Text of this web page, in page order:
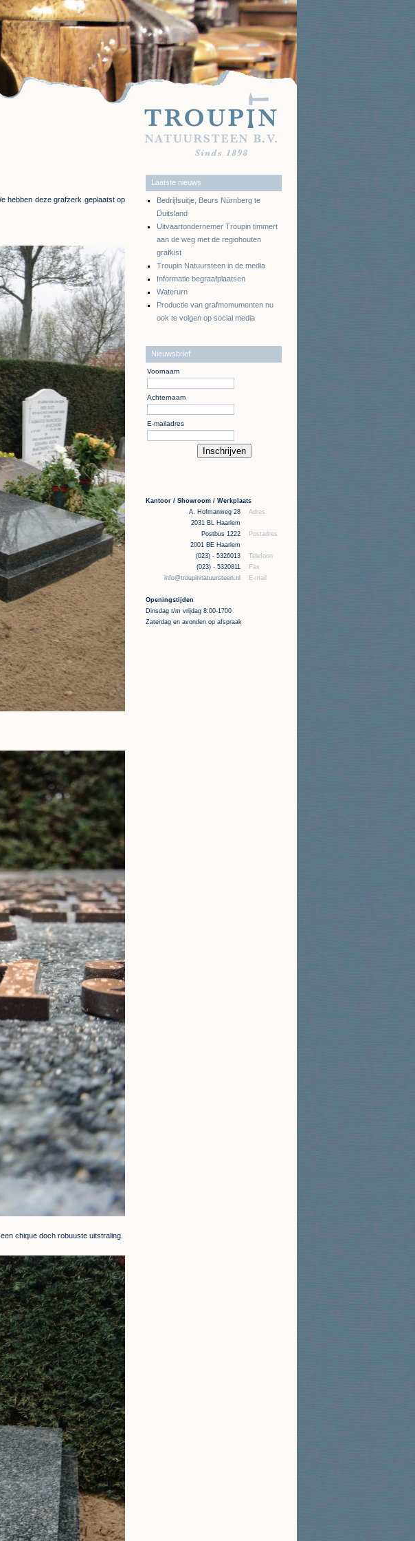
hebben deze grafzerk geplaatst op
chique doch robuuste uitstraling.
Laatste nieuws
Bedrijfsuitje, Beurs Nürnberg te
Duitsland
Uitvaartondernemer Troupin timmert
aan de weg met de regiohouten
grafkist
Troupin Natuursteen in de media
Informatie begraafplaatsen
Waterurn
Productie van grafmomumenten nu
ook te volgen op social media
Nieuwsbrief
Voornaam
Achternaam
E-mailadres
Kantoor / Showroom / Werkplaats
A. Hofmanweg 28 Adres
2031 BL Haarlem
Postbus 1222
Postadres
2001 BE Haarlem
(023) - 5326013 Telefoon
(023) - 5320811 Fax
info@troupinnatuursteen.nl
E-mail
Openingstijden
Dinsdag t/m vrijdag 8:00-1700
Zaterdag en avonden op afspraak